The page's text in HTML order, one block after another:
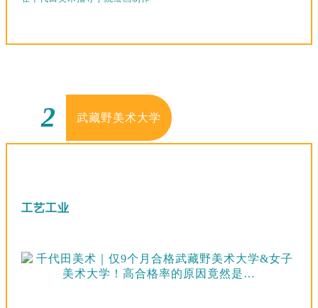
2 武藏野美术大学
工艺工业